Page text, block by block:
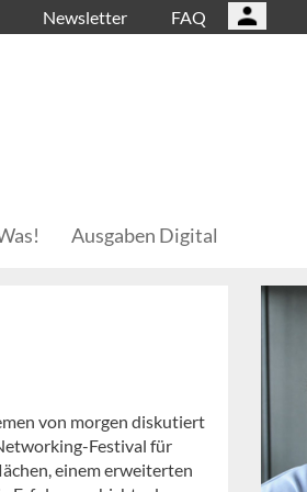
Newsletter FAQ
Ausgaben Digital
von morgen diskutiert
Festival für
einem erweiterten